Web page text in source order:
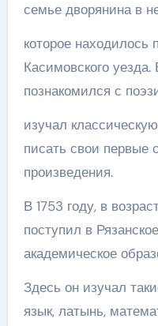
семье дворянина в
которое находилось
Касимовского
познакомился с
изучал
писать свои первые
произведения.
В 1753 году, в
поступил в
академическое
Здесь он изучал
язык, латынь,